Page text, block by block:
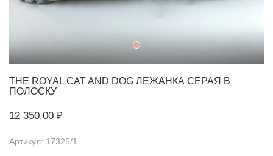
THE ROYAL CAT AND DOG ЛЕЖАНКА СЕРАЯ В
ПОЛОСКУ
12 350,00 ₽
Артикул: 17325/1